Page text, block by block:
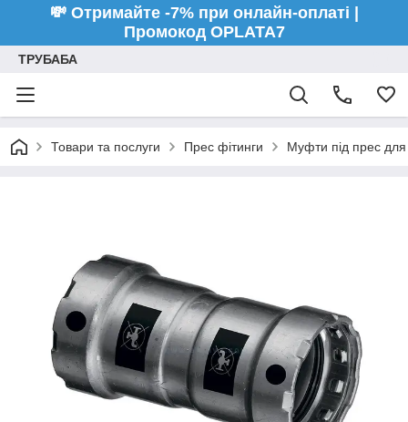
💸 Отримайте -7% при онлайн-оплаті |
Промокод OPLATA7
ТРУБАБА
Товари та послуги Прес фітинги Муфти під прес